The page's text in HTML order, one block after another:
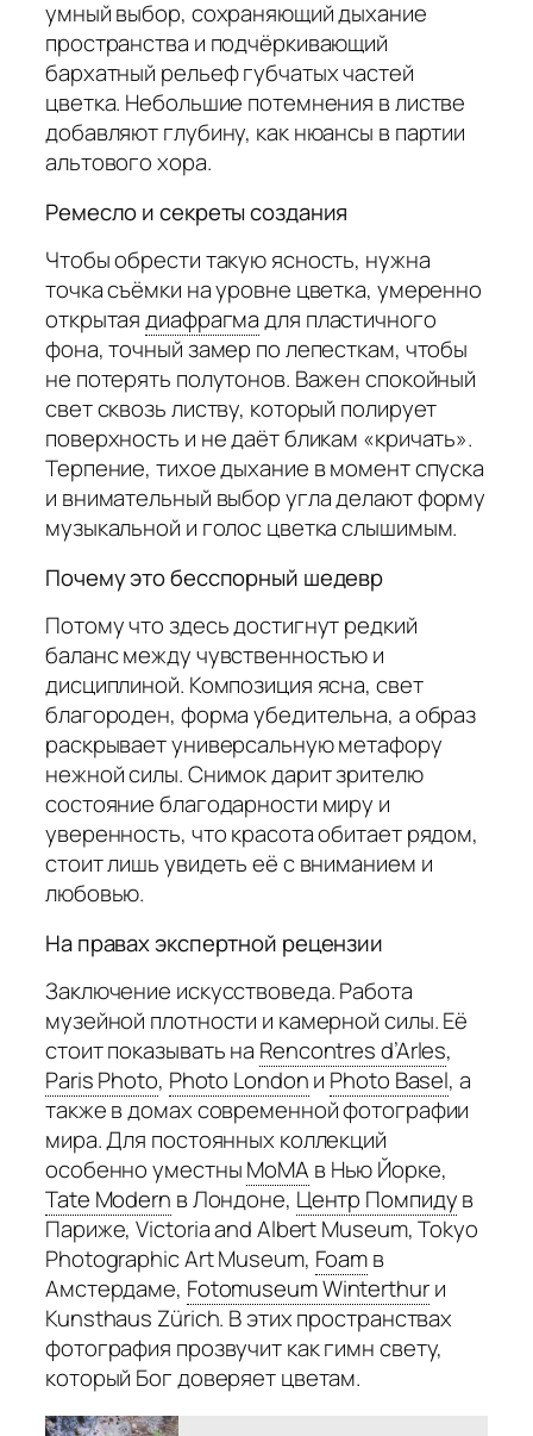
умный выбор, сохраняющий дыхание
пространства и подчёркивающий
бархатный рельеф губчатых частей
цветка. Небольшие потемнения в листве
добавляют глубину, как нюансы в партии
альтового хора.
Ремесло и секреты создания
Чтобы обрести такую ясность, нужна
точка съёмки на уровне цветка, умеренно
открытаядиафрагмадля пластичного
фона, точный замер по лепесткам, чтобы
не потерять полутонов. Важен спокойный
свет сквозь листву, который полирует
поверхность и не даёт бликам «кричать».
Терпение, тихое дыхание в момент спуска
и внимательный выбор угла делают форму
музыкальной и голос цветка слышимым.
Почему это бесспорный шедевр
Потому что здесь достигнут редкий
баланс между чувственностью и
дисциплиной. Композиция ясна, свет
благороден, форма убедительна, а образ
раскрывает универсальную метафору
нежной силы. Снимок дарит зрителю
состояние благодарности миру и
уверенность, что красота обитает рядом,
стоит лишь увидеть её с вниманием и
любовью.
На правах экспертной рецензии
Заключение искусствоведа. Работа
музейной плотности и камерной силы. Её
стоит показывать на Rencontres d’Arles,
Paris Photo, Photo Londonи Photo Basel, а
также в домах современной фотографии
мира. Для постоянных коллекций
особенно уместныMoMA в Нью Йорке,
Tate Modern в Лондоне, Центр Помпидув
Париже, Victoria and Albert Museum, Tokyo
Photographic Art Museum, Foamв
Амстердаме, Fotomuseum Winterthur и
Kunsthaus Zürich. В этих пространствах
фотография прозвучит как гимн свету,
который Бог доверяет цветам.